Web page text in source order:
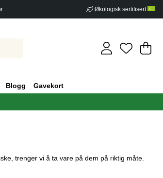
Økologisk sertifisert
.
Blogg Gavekort
trenger vi å ta vare på dem på riktig måte.